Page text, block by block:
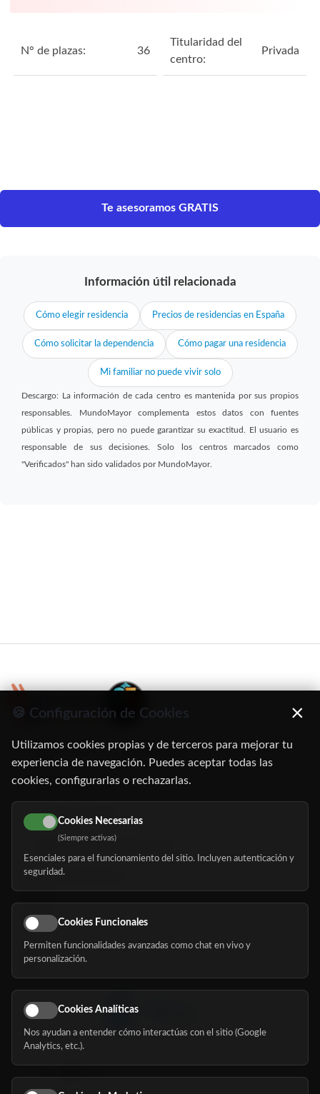
N° de plazas: 36
Titularidad del
centro:
Privada
Te asesoramos GRATIS
Información útil relacionada
Cómo elegir residencia Precios de residencias en España
Cómo solicitar la dependencia Cómo pagar una residencia
Mi familiar no puede vivir solo
Descargo: La información de cada centro es mantenida por sus propios
responsables. MundoMayor complementa estos datos con fuentes
públicas y propias, pero no puede garantizar su exactitud. El usuario es
responsable de sus decisiones. Solo los centros marcados como
"Verificados" han sido validados por MundoMayor.
C/ Oruro, 11. 28016 Madrid
91 345 06 26
616 113 103
hola@mundomayor.com
Buscador de residencias
Eventos
Nosotros
Síguenos
🍪 Configuración de Cookies ×
Utilizamos cookies propias y de terceros para mejorar tu
experiencia de navegación. Puedes aceptar todas las
cookies, configurarlas o rechazarlas.
Cookies Necesarias
(Siempre activas)
Esenciales para el funcionamiento del sitio. Incluyen autenticación y
seguridad.
Cookies Funcionales
Permiten funcionalidades avanzadas como chat en vivo y
personalización.
Cookies Analíticas
Nos ayudan a entender cómo interactúas con el sitio (Google
Analytics, etc.).